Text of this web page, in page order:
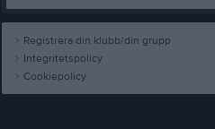
Registrera din klubb/din grupp
Integritetspolicy
Cookiepolicy